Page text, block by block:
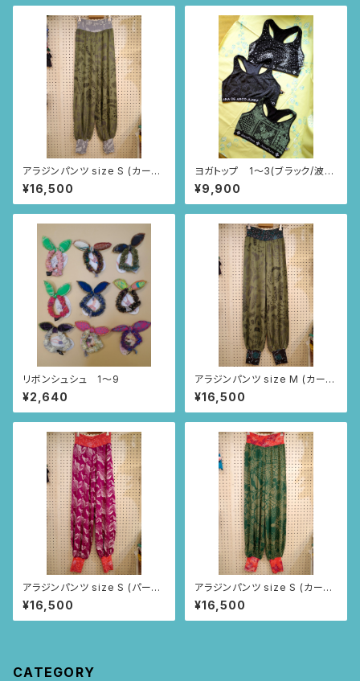
アラジンパンツ size S (カーキ/
ルイーサの羽根柄)
¥16,500
ヨガトップ 1〜3(ブラック/波・
ニャンドゥティ・レース柄)
¥9,900
リボンシュシュ 1〜9
¥2,640
アラジンパンツ size M (カー
キ/ルイーサの羽根柄)
¥16,500
アラジンパンツ size S (パープ
ル/トゥカン柄)
¥16,500
アラジンパンツ size S (カーキ/
つづきニャンドゥティ柄)
¥16,500
CATEGORY